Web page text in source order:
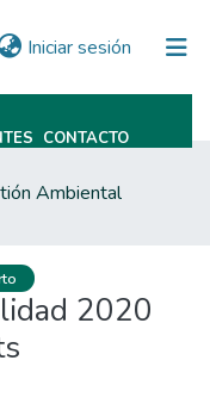
Iniciar sesión (current)
CONTACTO
Ambiental
2020